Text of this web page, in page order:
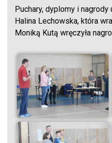
Puchary, dyplomy i nagrody
Halina Lechowska, która
Moniką Kutą wręczyła